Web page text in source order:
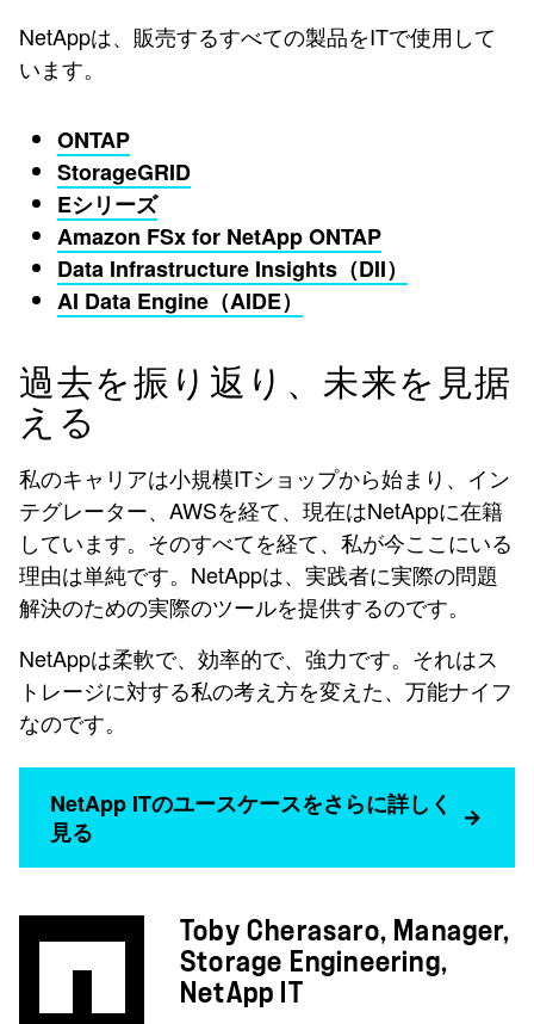
NetAppは、販売するすべての製品をITで使用して
います。
ONTAP
StorageGRID
Eシリーズ
Amazon FSx for NetApp ONTAP
Data Infrastructure Insights（DII）
AI Data Engine（AIDE）
過去を振り返り、未来を見据
える
私のキャリアは小規模ITショップから始まり、イン
テグレーター、AWSを経て、現在はNetAppに在籍
しています。そのすべてを経て、私が今ここにいる
理由は単純です。NetAppは、実践者に実際の問題
解決のための実際のツールを提供するのです。
NetAppは柔軟で、効率的で、強力です。それはス
トレージに対する私の考え方を変えた、万能ナイフ
なのです。
NetApp ITのユースケースをさらに詳しく
見る
Toby Cherasaro, Manager,
Storage Engineering,
NetApp IT